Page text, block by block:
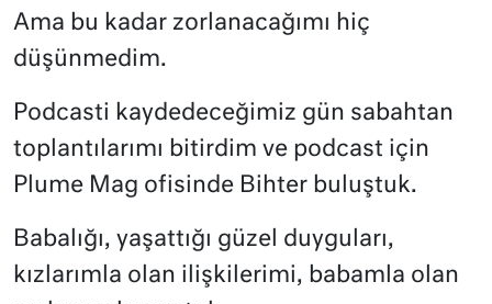
Ama bu kadar zorlanacağımı hiç
düşünmedim.
Podcasti kaydedeceğimiz gün sabahtan
toplantılarımı bitirdim ve podcast için
Plume Mag ofisinde Bihter buluştuk.
Babalığı, yaşattığı güzel duyguları,
kızlarımla olan ilişkilerimi, babamla olan